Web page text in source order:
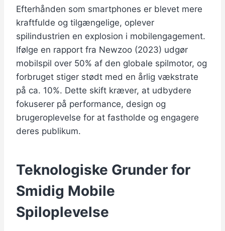
Efterhånden som smartphones er blevet mere
kraftfulde og tilgængelige, oplever
spilindustrien en explosion i mobilengagement.
Ifølge en rapport fra Newzoo (2023) udgør
mobilspil over 50% af den globale spilmotor, og
forbruget stiger stødt med en årlig vækstrate
på ca. 10%. Dette skift kræver, at udbydere
fokuserer på performance, design og
brugeroplevelse for at fastholde og engagere
deres publikum.
Teknologiske Grunder for
Smidig Mobile
Spiloplevelse